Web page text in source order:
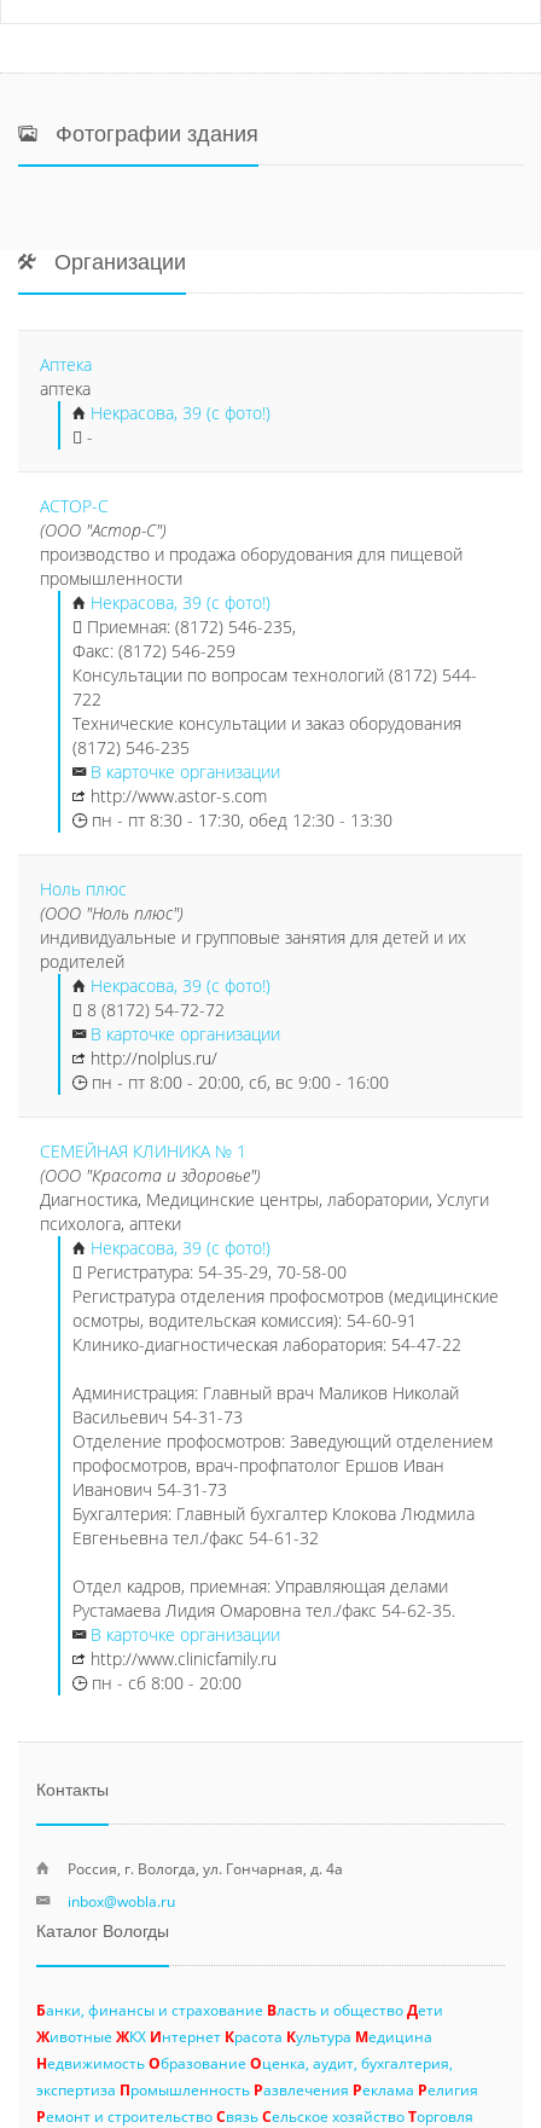
Фотографии здания
Организации
Аптека
аптека
Некрасова, 39 (с фото!)
-
АСТОР-С
(ООО "Астор-С")
производство и продажа оборудования для пищевой
промышленности
Некрасова, 39 (с фото!)
Приемная: (8172) 546-235,
Факс: (8172) 546-259
Консультации по вопросам технологий (8172) 544-
722
Технические консультации и заказ оборудования
(8172) 546-235
В карточке организации
http://www.astor-s.com
пн - пт 8:30 - 17:30, обед 12:30 - 13:30
Ноль плюс
(ООО "Ноль плюс")
индивидуальные и групповые занятия для детей и их
родителей
Некрасова, 39 (с фото!)
8 (8172) 54-72-72
В карточке организации
http://nolplus.ru/
пн - пт 8:00 - 20:00, сб, вс 9:00 - 16:00
СЕМЕЙНАЯ КЛИНИКА № 1
(ООО "Красота и здоровье")
Диагностика, Медицинские центры, лаборатории, Услуги
психолога, аптеки
Некрасова, 39 (с фото!)
Регистратура: 54-35-29, 70-58-00
Регистратура отделения профосмотров (медицинские
осмотры, водительская комиссия): 54-60-91
Клинико-диагностическая лаборатория: 54-47-22
Администрация: Главный врач Маликов Николай
Васильевич 54-31-73
Отделение профосмотров: Заведующий отделением
профосмотров, врач-профпатолог Ершов Иван
Иванович 54-31-73
Бухгалтерия: Главный бухгалтер Клокова Людмила
Евгеньевна тел./факс 54-61-32
Отдел кадров, приемная: Управляющая делами
Рустамаева Лидия Омаровна тел./факс 54-62-35.
В карточке организации
http://www.clinicfamily.ru
пн - сб 8:00 - 20:00
Контакты
Россия, г. Вологда, ул. Гончарная, д. 4а
inbox@wobla.ru
Каталог Вологды
Банки, финансы и страхование Власть и обществоДети
Животные ЖКХ Интернет Красота Культура Медицина
НедвижимостьОбразование Оценка, аудит, бухгалтерия,
экспертиза Промышленность Развлечения Реклама Религия
Ремонт и строительствоСвязьСельское хозяйствоТорговля